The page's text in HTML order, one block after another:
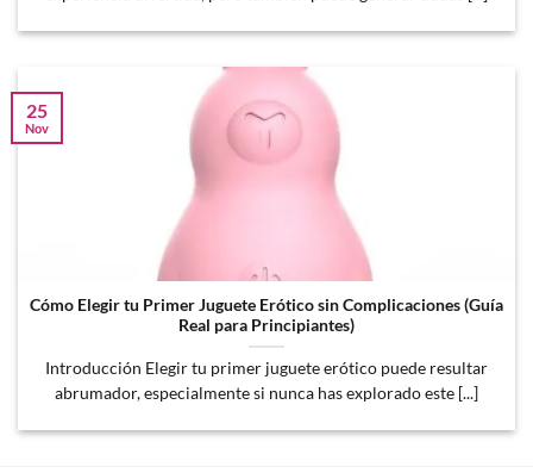
Cómo Elegir tu Primer Juguete Erótico sin Complicaciones (Guía
Real para Principiantes)
Introducción Elegir tu primer juguete erótico puede resultar
abrumador, especialmente si nunca has explorado este [...]
25
Nov